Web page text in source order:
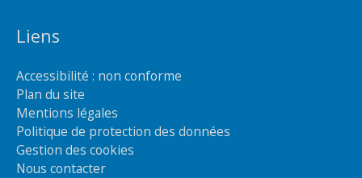
Liens
Accessibilité : non conforme
Plan du site
Mentions légales
Politique de protection des données
Gestion des cookies
Nous contacter